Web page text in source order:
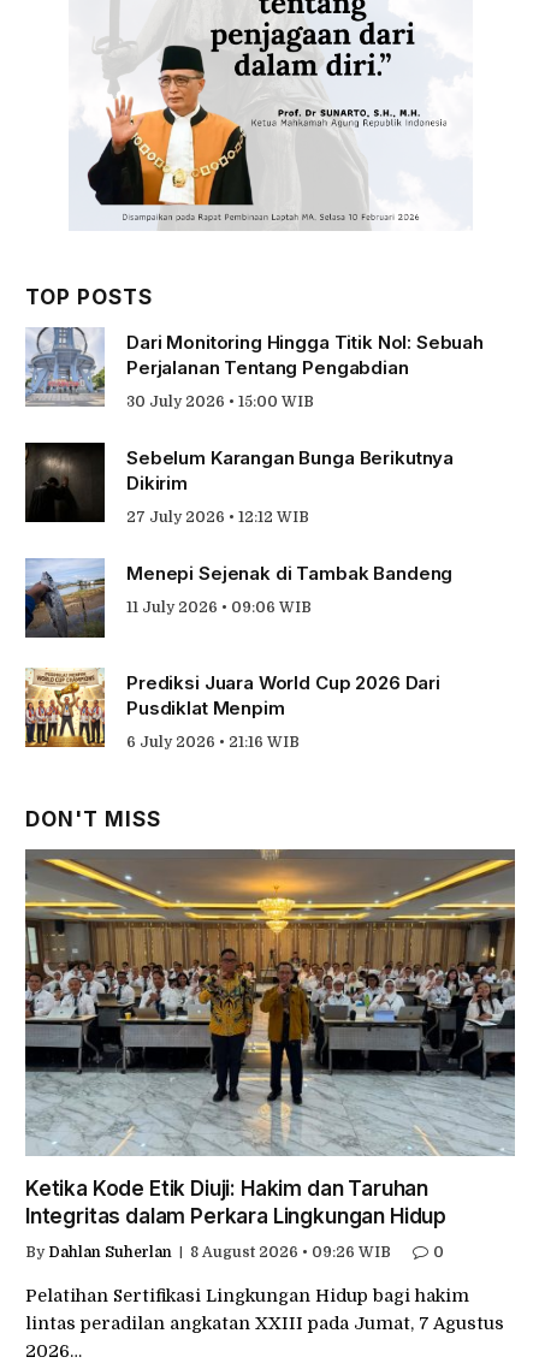
TOP POSTS
Dari Monitoring Hingga Titik Nol: Sebuah
Perjalanan Tentang Pengabdian
30 July 2026 • 15:00 WIB
Sebelum Karangan Bunga Berikutnya
Dikirim
27 July 2026 • 12:12 WIB
Menepi Sejenak di Tambak Bandeng
11 July 2026 • 09:06 WIB
Prediksi Juara World Cup 2026 Dari
Pusdiklat Menpim
6 July 2026 • 21:16 WIB
DON'T MISS
Ketika Kode Etik Diuji: Hakim dan Taruhan
Integritas dalam Perkara Lingkungan Hidup
By Dahlan Suherlan 8 August 2026 • 09:26 WIB 0
Pelatihan Sertifikasi Lingkungan Hidup bagi hakim
lintas peradilan angkatan XXIII pada Jumat, 7 Agustus
2026…